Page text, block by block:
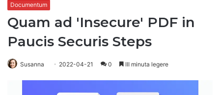
Documentum
Quam ad 'Insecure' PDF in
Paucis Securis Steps
Susanna 2022-04-21 0 III minuta legere